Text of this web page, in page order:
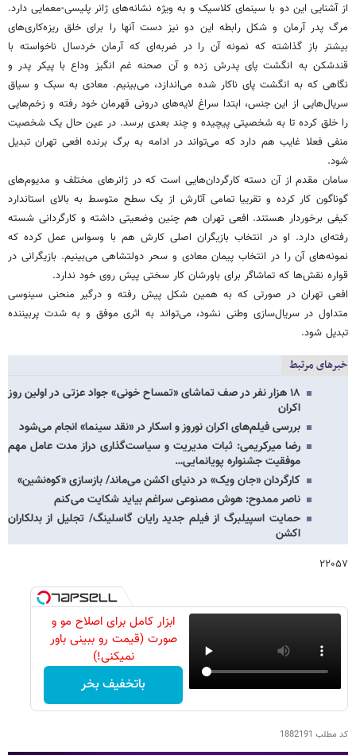
از آشنایی این دو با سینمای کلاسیک و به ویژه نشانه‌های ژانر پلیسی-معمایی دارد.
مرگ پدر آرمان و شکل رابطه این دو نیز دست آنها را برای خلق ریزه‌کاری‌های
بیشتر باز گذاشته که نمونه آن را در ضربه‌ای که آرمان خردسال ناخواسته با
قندشکن به انگشت پای پدرش زده و آن صحنه غم انگیز وداع با پیکر پدر و
نگاهی که به انگشت پای ناکار شده می‌اندازد، می‌بینیم. معادی به سبک و سیاق
سریال‌هایی از این جنس، ابتدا سراغ لایه‌های درونی قهرمان خود رفته و زخم‌هایی
را خلق کرده تا به شخصیتی پیچیده و چند بعدی برسد. در عین حال یک شخصیت
منفی فعلا غایب هم دارد که می‌تواند در ادامه به برگ برنده افعی تهران تبدیل
شود.
سامان مقدم از آن دسته کارگردان‌هایی است که در ژانرهای مختلف و مدیوم‌های
گوناگون کار کرده و تقرییا تمامی آثارش از یک سطح متوسط به بالای استاندارد
کیفی برخوردار هستند. افعی تهران هم چنین وضعیتی داشته و کارگردانی شسته
رفته‌ای دارد. او در انتخاب بازیگران اصلی کارش هم با وسواس عمل کرده که
نمونه‌های آن را در انتخاب پیمان معادی و سحر دولتشاهی می‌بینیم. بازیگرانی در
قواره نقش‌ها که تماشاگر برای باورشان کار سختی پیش روی خود ندارد.
افعی تهران در صورتی که به همین شکل پیش رفته و درگیر منحنی سینوسی
متداول در سریال‌سازی وطنی نشود، می‌تواند به اثری موفق و به شدت پربیننده
تبدیل شود.
خبرهای مرتبط
۱۸ هزار نفر در صف تماشای «تمساح خونی» جواد عزتی در اولین روز
اکران
بررسی فیلم‌های اکران نوروز و اسکار در «نقد سینما» انجام می‌شود
رضا میرکریمی: ثبات مدیریت و سیاست‌گذاری دراز مدت عامل مهم
موفقیت جشنواره پویانمایی…
کارگردان «جان ویک» در دنیای اکشن می‌ماند/ بازسازی «کوه‌نشین»
ناصر ممدوح: هوش مصنوعی سراغم بیاید شکایت می‌کنم
حمایت اسپیلبرگ از فیلم جدید رایان گاسلینگ/ تجلیل از بدلکاران
اکشن
۲۲۰۵۷
ابزار کامل برای اصلاح مو و
صورت (قیمت رو ببینی باور
نمیکنی!)
باتخفیف بخر
کد مطلب 1882191